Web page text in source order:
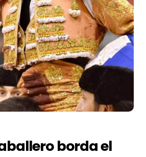
borda el